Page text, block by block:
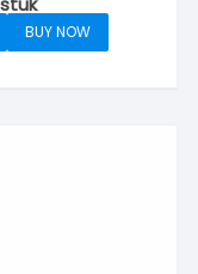
BUY NOW